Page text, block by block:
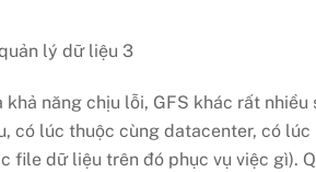
năng chịu lỗi, GFS khác rất nhiều
có lúc thuộc cùng datacenter, có lúc
file dữ liệu trên đó phục vụ việc gì).